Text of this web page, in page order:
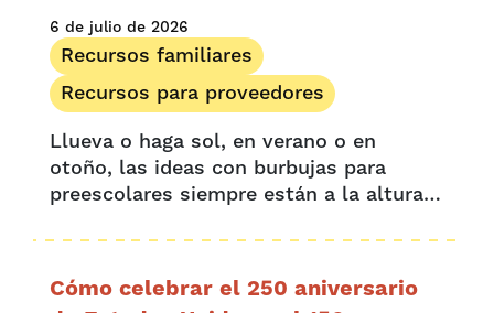
6 de julio de 2026
Recursos familiares
Recursos para proveedores
Llueva o haga sol, en verano o en
otoño, las ideas con burbujas para
preescolares siempre están a la altura,
aprendizaje sin fin. Tanto para los
pequeños aprendices como para los
adultos, las burbujas...
Cómo celebrar el 250 aniversario